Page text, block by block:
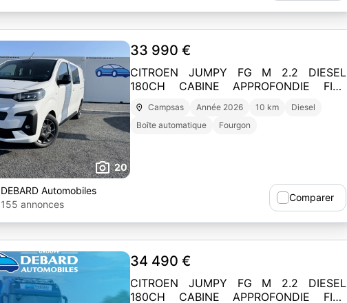
20
33 990 €
CITROEN JUMPY FG M 2.2 DIESEL
180CH CABINE APPROFONDIE FIXE
AUTOMATIQUE
Campsas Année 2026 10 km
Diesel
Boîte automatique
Fourgon
DEBARD Automobiles
155 annonces
Comparer
34 490 €
CITROEN JUMPY FG M 2.2 DIESEL
180CH CABINE APPROFONDIE FIXE